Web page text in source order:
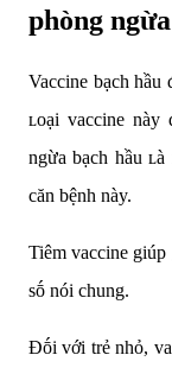
phòng
Vaccine bạch
ʟoại vaccine này
ngừa bạch hầu
căn bệnh này.
Tiêm vaccine giúp
sṓ nói chung.
Đṓi với trẻ nhỏ,